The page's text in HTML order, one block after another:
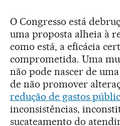
O Congresso está
uma proposta alheia à
como está, a eficácia
comprometida. Uma
não pode nascer de
de não promover
redução de gastos
inconsistências,
sucateamento do